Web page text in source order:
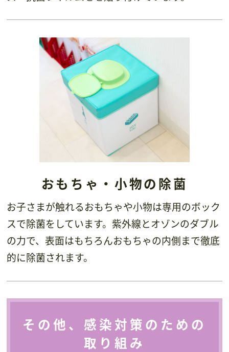
おもちゃ・小物の除菌
お子さまが触れるおもちゃや小物は専用のボック
スで除菌をしています。紫外線とオゾンのダブル
の力で、表面はもちろんおもちゃの内側まで徹底
的に除菌されます。
その他、感染対策のための
取り組み